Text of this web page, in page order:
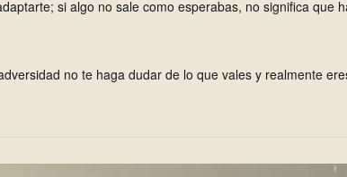
si algo no sale como esperabas, no significa que
no te haga dudar de lo que vales y realmente